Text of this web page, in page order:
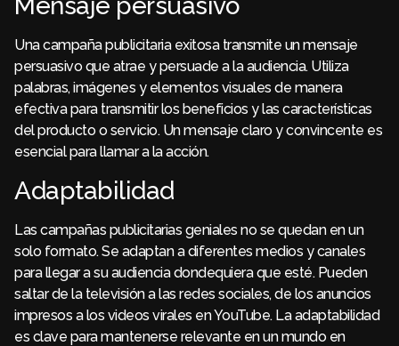
Mensaje persuasivo
Una campaña publicitaria exitosa transmite un mensaje
persuasivo que atrae y persuade a la audiencia. Utiliza
palabras, imágenes y elementos visuales de manera
efectiva para transmitir los beneficios y las características
del producto o servicio. Un mensaje claro y convincente es
esencial para llamar a la acción.
Adaptabilidad
Las campañas publicitarias geniales no se quedan en un
solo formato. Se adaptan a diferentes medios y canales
para llegar a su audiencia dondequiera que esté. Pueden
saltar de la televisión a las redes sociales, de los anuncios
impresos a los videos virales en YouTube. La adaptabilidad
es clave para mantenerse relevante en un mundo en